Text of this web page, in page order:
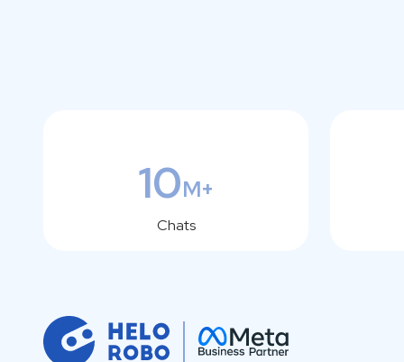
10M+
Chats